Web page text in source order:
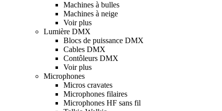
Machines à bulles
Machines à neige
Voir plus
Lumière DMX
Blocs de puissance DMX
Cables DMX
Contôleurs DMX
Voir plus
Microphones
Micros cravates
Microphones filaires
Microphones HF sans fil